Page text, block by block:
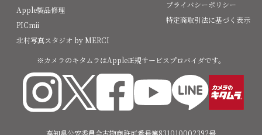
Apple製品修理
PICmii
北村写真スタジオ by MERCI
※カメラのキタムラはApple正規サービスプロバイダです。
プライバシーポリシー
特定商取引法に基づく表示
高知県公安委員会古物商許可番号第831010002392号